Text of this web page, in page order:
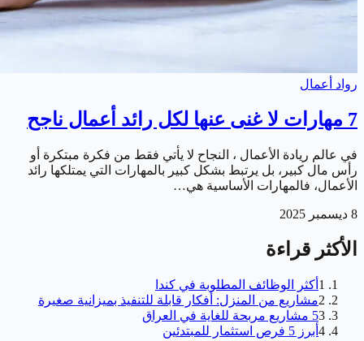
رواد أعمال
7 مهارات لا غنى عنها لكل رائد أعمال ناجح
في عالم ريادة الأعمال ، النجاح لا يأتي فقط من فكرة مبتكرة أو
رأس مال كبير، بل يرتبط بشكل كبير بالمهارات التي يمتلكها رائد
الأعمال، فالمهارات الأساسية هي…
8 ديسمبر 2025
الأكثر قراءة
1 أكثر الوظائف المطلوبة في كندا
2مشاريع من المنزل: أفكار قابلة للتنفيذ بميزانية صغيرة
35 مشاريع مربحة للغاية في العراق
4 أبرز 5 فرص استثمار للمبتدئين